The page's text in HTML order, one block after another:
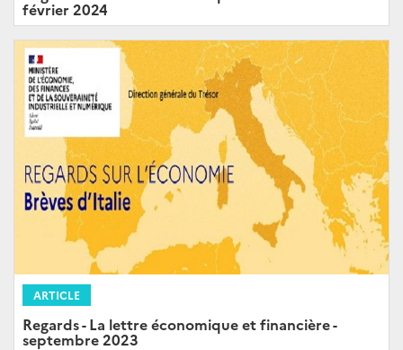
février 2024
ARTICLE
Regards - La lettre économique et financière -
septembre 2023